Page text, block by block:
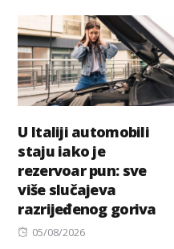
U Italiji automobili
staju iako je
rezervoar pun: sve
više slučajeva
razrijeđenog goriva
Posted
05/08/2026